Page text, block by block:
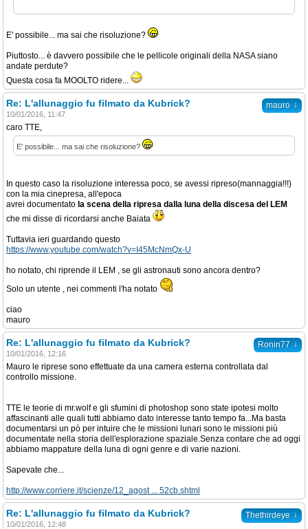
E' possibile... ma sai che risoluzione?
Piuttosto... è davvero possibile che le pellicole originali della NASA siano
andate perdute?
Questa cosa fa MOOLTO ridere...
mauro ↓
Re: L'allunaggio fu filmato da Kubrick?
10/01/2016, 11:47
caro TTE,
E' possibile... ma sai che risoluzione?
In questo caso la risoluzione interessa poco, se avessi ripreso(mannaggia!!!)
con la mia cinepresa, all'epoca
avrei documentato la scena della ripresa dalla luna della discesa del LEM
che mi disse di ricordarsi anche Baiata
Tuttavia ieri guardando questo
https://www.youtube.com/watch?v=I45McNmQx-U
ho notato, chi riprende il LEM , se gli astronauti sono ancora dentro?
Solo un utente , nei commenti l'ha notato
ciao
mauro
Ronin77 ↓
Re: L'allunaggio fu filmato da Kubrick?
10/01/2016, 12:16
Mauro le riprese sono effettuate da una camera esterna controllata dal
controllo missione.
TTE le teorie di mr.wolf e gli sfumini di photoshop sono state ipotesi molto
affascinanti alle quali tutti abbiamo dato interesse tanto tempo fa...Ma basta
documentarsi un pò per intuire che le missioni lunari sono le missioni più
documentate nella storia dell'esplorazione spaziale.Senza contare che ad oggi
abbiamo mappature della luna di ogni genre e di varie nazioni.
Sapevate che...
http://www.corriere.it/scienze/12_agost ... 52cb.shtml
Thethirdeye ↓
Re: L'allunaggio fu filmato da Kubrick?
10/01/2016, 12:48